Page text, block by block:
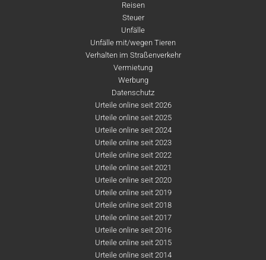
Reisen
Steuer
Unfälle
Unfälle mit/wegen Tieren
Verhalten im Straßenverkehr
Vermietung
Werbung
Datenschutz
Urteile online seit 2026
Urteile online seit 2025
Urteile online seit 2024
Urteile online seit 2023
Urteile online seit 2022
Urteile online seit 2021
Urteile online seit 2020
Urteile online seit 2019
Urteile online seit 2018
Urteile online seit 2017
Urteile online seit 2016
Urteile online seit 2015
Urteile online seit 2014